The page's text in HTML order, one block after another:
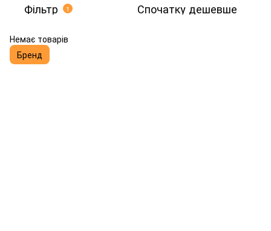
Фільтр 1 Спочатку дешевше
Немає товарів
Бренд